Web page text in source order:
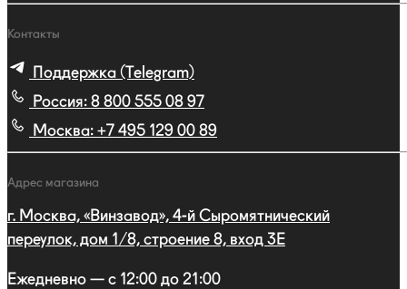
Контакты
Поддержка (Telegram)
Россия: 8 800 555 08 97
Москва: +7 495 129 00 89
Адрес магазина
г. Москва, «Винзавод», 4-й Сыромятнический
переулок, дом 1/8, строение 8, вход 3E
Ежедневно — с 12:00 до 21:00